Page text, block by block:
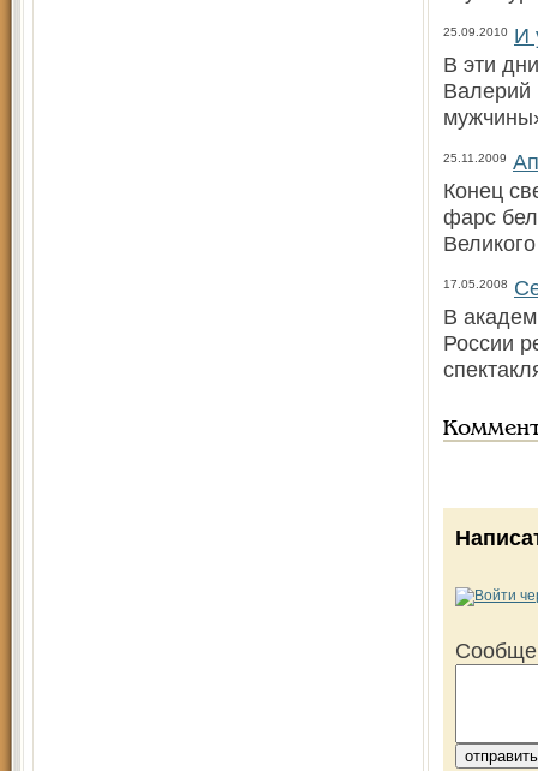
25.09.2010 И
В эти
Валерий
25.11.2009
Конец
фарс
17.05.2008
В
России